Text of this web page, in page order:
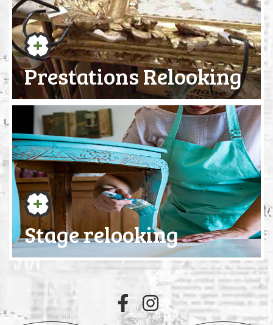
Prestations Relooking
Stage relooking